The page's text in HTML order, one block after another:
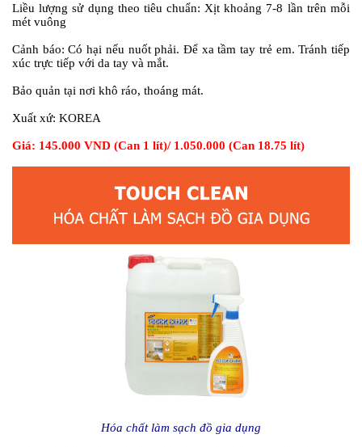
Liều lượng sử dụng theo tiêu chuẩn: Xịt khoảng 7-8 lần trên mỗi
mét vuông
Cảnh báo: Có hại nếu nuốt phải. Để xa tầm tay trẻ em. Tránh tiếp
xúc trực tiếp với da tay và mắt.
Bảo quản tại nơi khô ráo, thoáng mát.
Xuất xứ: KOREA
Giá: 145.000 VND (Can 1 lít)/ 1.050.000 (Can 18.75 lít)
Hóa chất làm sạch đồ gia dụng